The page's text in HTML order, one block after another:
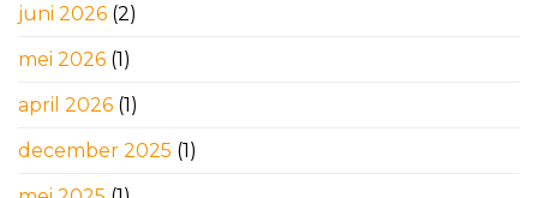
juni 2026 (2)
mei 2026 (1)
april 2026 (1)
december 2025 (1)